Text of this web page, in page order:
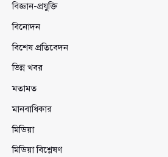
বিজ্ঞান-প্রযুক্তি
বিনোদন
বিশেষ প্রতিবেদন
ভিন্ন খবর
মতামত
মানবাধিকার
মিডিয়া
মিডিয়া বিশ্লেষণ